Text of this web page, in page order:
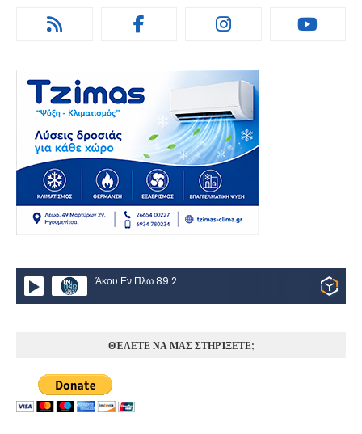
Άκου Εν Πλω 89.2
ΘΈΛΕΤΕ ΝΑ ΜΑΣ ΣΤΗΡΊΞΕΤΕ;